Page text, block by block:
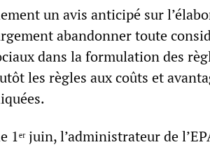
un avis anticipé sur
abandonner toute
dans la formulation des
les règles aux coûts et
1ᵉʳ juin, l’administrateur de